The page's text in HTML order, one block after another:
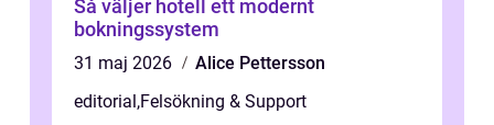
Så väljer hotell ett modernt
bokningssystem
31 maj 2026
Alice Pettersson
editorial,Felsökning & Support